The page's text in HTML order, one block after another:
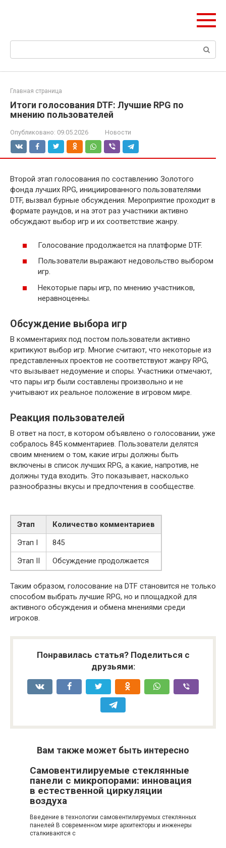
Поиск:
Главная страница
Итоги голосования DTF: Лучшие RPG по
мнению пользователей
Опубликовано: 09.05.2026 Новости
Второй этап голосования по составлению Золотого
фонда лучших RPG, инициированного пользователями
DTF, вызвал бурные обсуждения. Мероприятие проходит в
формате раундов, и на этот раз участники активно
обсуждают выбор игр и их соответствие жанру.
Голосование продолжается на платформе DTF.
Пользователи выражают недовольство выбором
игр.
Некоторые пары игр, по мнению участников,
неравноценны.
Обсуждение выбора игр
В комментариях под постом пользователи активно
критикуют выбор игр. Многие считают, что некоторые из
представленных проектов не соответствуют жанру RPG,
что вызывает недоумение и споры. Участники отмечают,
что пары игр были составлены произвольно и не
учитывают их реальное положение в игровом мире.
Реакция пользователей
В ответ на пост, в котором объявлено о голосовании, уже
собралось 845 комментариев. Пользователи делятся
своим мнением о том, какие игры должны быть
включены в список лучших RPG, а какие, напротив, не
должны туда входить. Это показывает, насколько
разнообразны вкусы и предпочтения в сообществе.
Этап
Количество комментариев
Этап I
845
Этап II
Обсуждение продолжается
Таким образом, голосование на DTF становится не только
способом выбрать лучшие RPG, но и площадкой для
активного обсуждения и обмена мнениями среди
игроков.
Понравилась статья? Поделиться с
друзьями:
Вам также может быть интересно
Самовентилируемые стеклянные
панели с микропорами: инновация
в естественной циркуляции
воздуха
Введение в технологии самовентилируемых стеклянных
панелей В современном мире архитекторы и инженеры
сталкиваются с